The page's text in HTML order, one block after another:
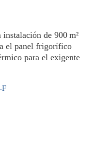
de 900 m²
el panel frigorífico
para el exigente
F